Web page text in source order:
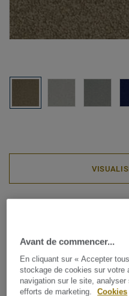
Cette dalle de moquette,
caractérise par son velours
Avant de commencer...
En cliquant sur « Accepter
stockage de cookies sur votre
navigation sur le site,
efforts de marketing.
Cookies